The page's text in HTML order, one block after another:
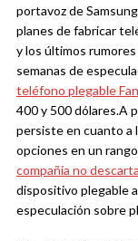
portavoz de
planes de fabricar
y los últimos
semanas de
teléfono plegable
400 y 500 dólares.A
persiste en cuanto a
opciones en un
compañía no descarta
dispositivo plegable
especulación sobre